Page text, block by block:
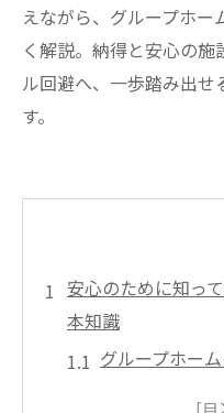
えながら、グループホ
く解説。納得と安心の
ル回避へ、一歩踏み出せ
す。
安心のために知っ
本知識
グループホー